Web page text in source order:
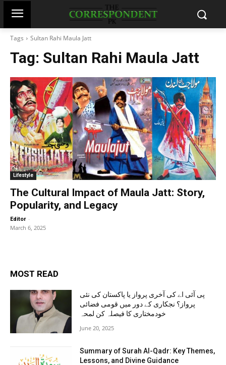
Tags Sultan Rahi Maula Jatt
Tag: Sultan Rahi Maula Jatt
Lifestyle
The Cultural Impact of Maula Jatt: Story,
Popularity, and Legacy
Editor -
March 6, 2025
MOST READ
پی آئی اے کی آخری پرواز یا پاکستان کی نئی
پرواز؟ نجکاری کے دور میں قومی فضائی
خودمختاری کا فیصلہ کن لمحہ
June 20, 2025
Summary of Surah Al-Qadr: Key Themes,
Lessons, and Divine Guidance